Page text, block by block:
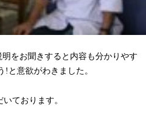
をお聞きすると内容も分かりやす
!と意欲がわきました。